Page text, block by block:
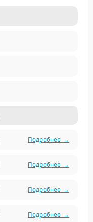
Подробнее →
Подробнее →
Подробнее →
Подробнее →